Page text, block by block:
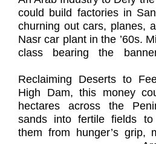
could build factories in
churning out cars, planes,
Nasr car plant in the ’60s.
class bearing the
Reclaiming Deserts to
High Dam, this money
hectares across the
sands into fertile fields
them from hunger’s grip,